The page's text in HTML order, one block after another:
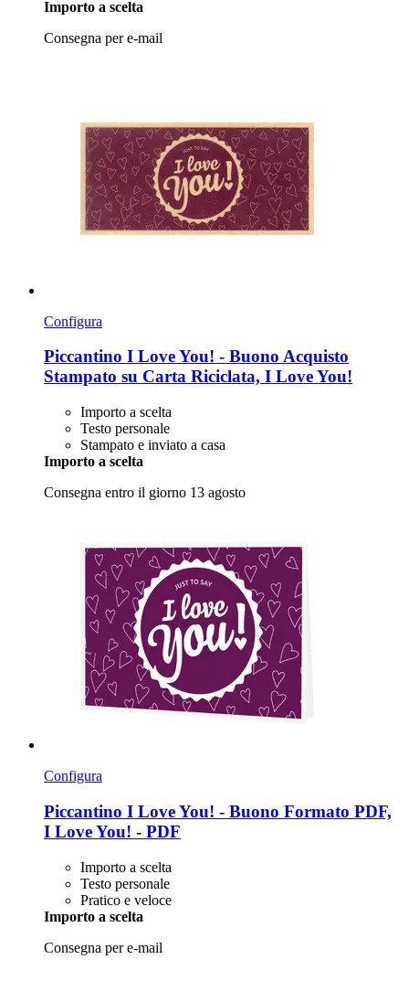
Importo a scelta
Consegna per e-mail
Configura
Piccantino I Love You! -​ Buono Acquisto
Stampato su Carta Riciclata, I Love You!
Importo a scelta
Testo personale
Stampato e inviato a casa
Importo a scelta
Consegna entro il giorno 13 agosto
Configura
Piccantino I Love You! -​ Buono Formato PDF,
I Love You! -​ PDF
Importo a scelta
Testo personale
Pratico e veloce
Importo a scelta
Consegna per e-mail